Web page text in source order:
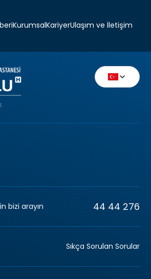
KurumsalKariyerUlaşım ve İletişim
bizi arayın 44 44 276
Sıkça Sorulan Sorular